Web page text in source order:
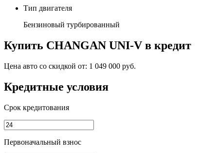
Тип двигателя
Бензиновый турбированный
Купить CHANGAN UNI-V в кредит
Цена авто со скидкой от: 1 049 000 руб.
Кредитные условия
Срок кредитования
Первоначальный взнос